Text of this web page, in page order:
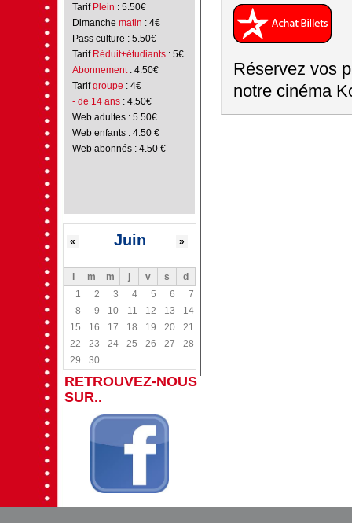
Tarif Plein : 5.50€
Dimanche matin : 4€
Pass culture : 5.50€
Tarif Réduit+étudiants : 5€
Abonnement: 4.50€
Tarifgroupe : 4€
- de 14 ans: 4.50€
Web adultes : 5.50€
Web enfants : 4.50 €
Web abonnés : 4.50 €
Juin
« »
m m j v s
d
1
2 3 4 5 6
7
8
9 10 11 12 13
14
15
16 17 18 19 20
21
22
23 24 25 26 27
28
29
30
RETROUVEZ-NOUS
SUR..
Réservez vos
notre cinéma